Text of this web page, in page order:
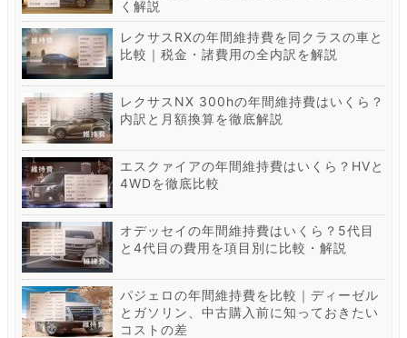
く解説
レクサスRXの年間維持費を同クラスの車と
比較｜税金・諸費用の全内訳を解説
レクサスNX 300hの年間維持費はいくら？
内訳と月額換算を徹底解説
エスクァイアの年間維持費はいくら？HVと
4WDを徹底比較
オデッセイの年間維持費はいくら？5代目
と4代目の費用を項目別に比較・解説
パジェロの年間維持費を比較｜ディーゼル
とガソリン、中古購入前に知っておきたい
コストの差